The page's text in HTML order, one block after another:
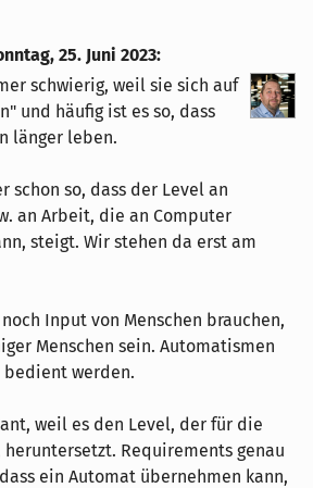
25. Juni 2023:
schwierig, weil sie sich auf
und häufig ist es so, dass
länger leben.
schon so, dass der Level an
an Arbeit, die an Computer
steigt. Wir stehen da erst am
Input von Menschen brauchen,
Menschen sein. Automatismen
werden.
weil es den Level, der für die
Requirements genau
ein Automat übernehmen kann,